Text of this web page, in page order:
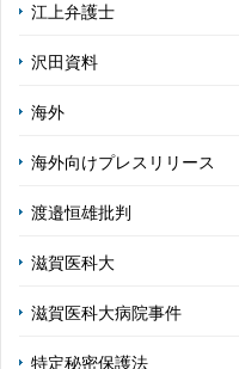
江上弁護士
沢田資料
海外
海外向けプレスリリース
渡邉恒雄批判
滋賀医科大
滋賀医科大病院事件
特定秘密保護法